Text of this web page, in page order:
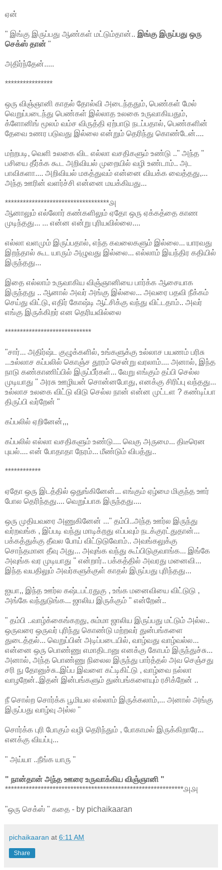
ஏன்
" இங்கு இருப்பது ஆண்கள் மட்டும்தான்.. இங்கு இருப்பது ஒரு
செக்ஸ் தான் "
அதிர்ந்தேன்.....
****************
ஒரு விஞ்ஞானி காதல் தோல்வி அடைந்ததும், பெண்கள் மேல்
வெறுப்படைந்து பெண்கள் இல்லாத உலகை உருவாகியதும்,
க்ளோனிங் மூலம் வம்ச விருத்தி ஏற்பாடு நடப்பதால், பெண்களின்
தேவை உணர படுவது இல்லை என்றும் தெரிந்து கொண்டேன்....
மற்றபடி, வெளி உலகை விட எல்லா வசதிகளும் உண்டு .." அந்த "
பசியை தீர்க்க கூட அறிவியல் முறையில் வழி உண்டாம்.. அட
பாவிகளா.... அறிவியல் மகத்துவம் என்னை வியக்க வைத்தது,...
அந்த ஊரின் வளர்ச்சி என்னை மயக்கியது...
***********************************௮
ஆனாலும் எல்லோர் கண்களிலும் ஏதோ ஒரு ஏக்கத்தை காண
முடிந்தது... ... என்ன என்று புரியவில்லை....
எல்லா வளமும் இருப்பதால், எந்த கவலைகளும் இல்லை... யாரவது
இறந்தால் கூட யாரும் அழுவது இல்லை... எல்லாம் இயந்திர கதியில்
இருந்தது...
இதை எல்லாம் உருவாகிய விஞ்ஞானியை பார்க்க ஆசையாக
இருந்தது .. ஆனால் அவர் அங்கு இல்லை... அவரை பதவி நீக்கம்
செய்து விட்டு, எதிர் கோஷ்டி ஆட்சிக்கு வந்து விட்டதாம்.. அவர்
எங்கு இருக்கிறர் என தெரியவில்லை
*****************************
"சார்... அதிர்ஷ்ட குழுக்களில், உங்களுக்கு உல்லாச பயணம் பரிசு
...உல்லாச கப்பலில் கொஞ்ச தூரம் சென்று வரலாம்.... அனால், இந்த
நாடு கண்காணிப்பில் இருப்பீர்கள்... வேறு எங்கும் தப்பி செல்ல
முடியாது " அரசு ஊழியன் சொன்னபோது, எனக்கு சிரிப்பு வந்தது...
உல்லாச உலகை விட்டு விடு செல்ல நான் என்ன முட்டள ? கண்டிப்பா
திருப்பி வர்றேன் "
கப்பலில் ஏறினேன்,,,
கப்பலில் எல்லா வசதிகளும் உண்டு.... வெகு அருமை... திடீரென
புயல்.... என் போதாதா நேரம்... மீண்டும் விபத்து..
************
ஏதோ ஒரு இடத்தில் ஒதுங்கினேன்... எங்கும் ஏழ்மை மிகுந்த ஊர்
போல தெரிந்தது.... வெறுப்பாக இருந்தது....
ஒரு முதியவரை அணுகினேன் ..." தம்பி..அந்த ஊர்ல இருந்து
வர்றவங்க , இப்படி வந்து மாடிக்றது எப்பவும் நடக்குரட்துதான்...
பக்கத்துக்கு தீவல போய் விட்டுடுவோம்.. அவங்கலுக்கு
சொந்தமான தீவு அது... அவுங்க வந்து கூப்பிடுகுவாங்க... இங்கே
அவுங்க வர முடியாது " என்றார்.. பக்கத்தில் அவரது மனைவி...
இந்த வயதிலும் அவர்களுக்குள் காதல் இருப்பது புரிந்தது...
ஐயா,, இந்த ஊர்ல கஷ்டபட்ரதுகு , உங்க மனைவியை விட்டுடு ,
அங்கே வந்துடுங்க... ஜாலிய இருக்கும் " என்றேன்..
" தம்பி ..வாழ்க்கைங்கறது, சும்மா ஜாலிய இருப்பது மட்டும் அல்ல..
ஒருவரை ஒருவர் புரிந்து கொண்டு மற்றவர் துன்பங்களை
துடைத்தல்... வெறுப்பின் அடிப்படையில், வாழ்வது வாழ்வல்ல...
என்னை ஒரு பொண்ணு எமாதிடானு எனக்கு கோபம் இருந்துச்சு...
அனால், அந்த பொண்ணு நிலைல இருந்து பார்த்தல் அவ செஞ்சது
சரி நு தோனுச்சு..இப்ப இவளை கட்டிகிட்டு , வாழ்வை நல்லா
வாழறேன்..இதன் இன்பங்களும் துன்பங்களையும் ரசிக்றேன் ..
நீ சொல்ற சொர்க்க பூமியல எல்லாம் இருக்கலாம்,... அனால் அங்கு
இருப்பது வாழ்வு அல்ல "
சொர்க்க புரி போகும் வழி தெரிந்தும் , போகாமல் இருக்கிறாரே...
எனக்கு வியப்பு...
" அய்யா ..நீங்க யாரு "
" நான்தான் அந்த ஊரை உருவாக்கிய விஞ்ஞானி "
************************************************************௮௮
"ஒரு செக்ஸ் " கதை - by pichaikaaran
pichaikaaran at 6:11 AM
Share